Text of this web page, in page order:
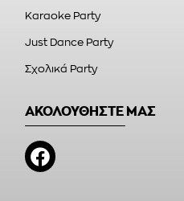
Karaoke Party
Just Dance Party
Σχολικά Party
ΑΚΟΛΟΥΘΗΣΤΕ ΜΑΣ